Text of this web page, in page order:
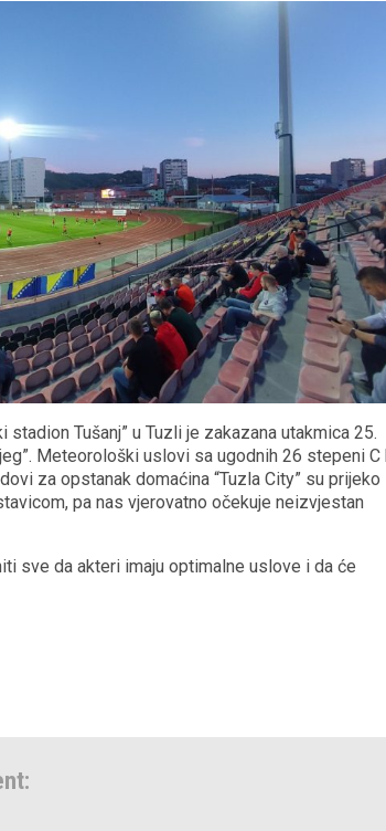
Tušanj” u Tuzli je zakazana utakmica 25.
Meteorološki uslovi sa ugodnih 26 stepeni C
za opstanak domaćina “Tuzla City” su prijeko
pa nas vjerovatno očekuje neizvjestan
sve da akteri imaju optimalne uslove i da će